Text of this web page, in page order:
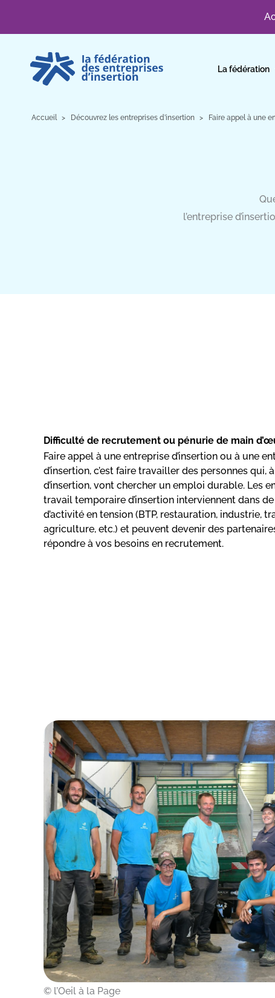
contenu
La fédération
Accueil Découvrez les entreprises d’insertion Faire appel à une
l’entreprise
Difficulté de recrutement ou pénurie de main
Faire appel à une entreprise d’insertion ou à une
d’insertion, c’est faire travailler des personnes
d’insertion, vont chercher un emploi durable. Les
travail temporaire d’insertion interviennent dans
d’activité en tension (BTP, restauration, industrie,
agriculture, etc.) et peuvent devenir des
répondre à vos besoins en recrutement.
© l’Oeil à la Page